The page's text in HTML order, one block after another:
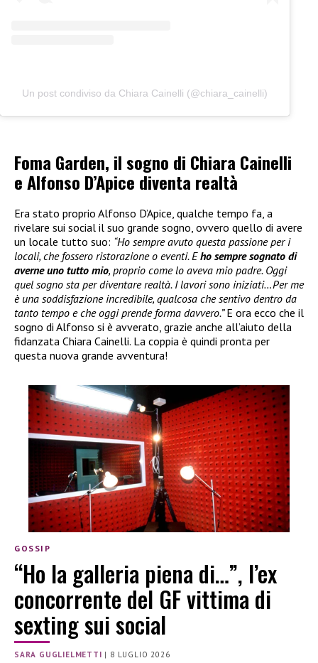
Un post condiviso da Chiara Cainelli (@chiara_cainelli)
Foma Garden, il sogno di Chiara Cainelli
e Alfonso D’Apice diventa realtà
Era stato proprio Alfonso D’Apice, qualche tempo fa, a
rivelare sui social il suo grande sogno, ovvero quello di avere
un locale tutto suo: “Ho sempre avuto questa passione per i
locali, che fossero ristorazione o eventi. Eho sempre sognato di
averne uno tutto mio, proprio come lo aveva mio padre. Oggi
quel sogno sta per diventare realtà. I lavori sono iniziati…Per me
è una soddisfazione incredibile, qualcosa che sentivo dentro da
tanto tempo e che oggi prende forma davvero.”E ora ecco che il
sogno di Alfonso si è avverato, grazie anche all’aiuto della
fidanzata Chiara Cainelli. La coppia è quindi pronta per
questa nuova grande avventura!
GOSSIP
“Ho la galleria piena di…”, l’ex
concorrente del GF vittima di
sexting sui social
SARA GUGLIELMETTI | 8 LUGLIO 2026